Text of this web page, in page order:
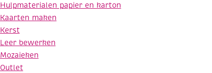
Hulpmaterialen papier en karton
Kaarten maken
Kerst
Leer bewerken
Mozaieken
Outlet